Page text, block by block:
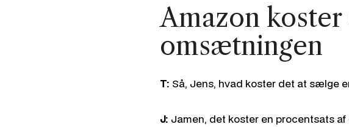
Amazon
omsætningen
T: Så, Jens, hvad koster det at sælge
J: Jamen, det koster en procentsats